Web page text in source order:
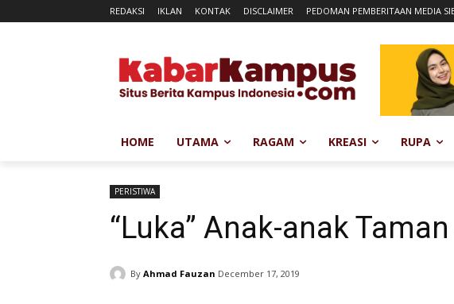
REDAKSI IKLAN KONTAK DISCLAIMER PEDOMAN PEMBERITAAN MEDIA
HOME UTAMA RAGAM KREASI RUPA
PERISTIWA
“Luka” Anak-anak
By Ahmad Fauzan December 17, 2019